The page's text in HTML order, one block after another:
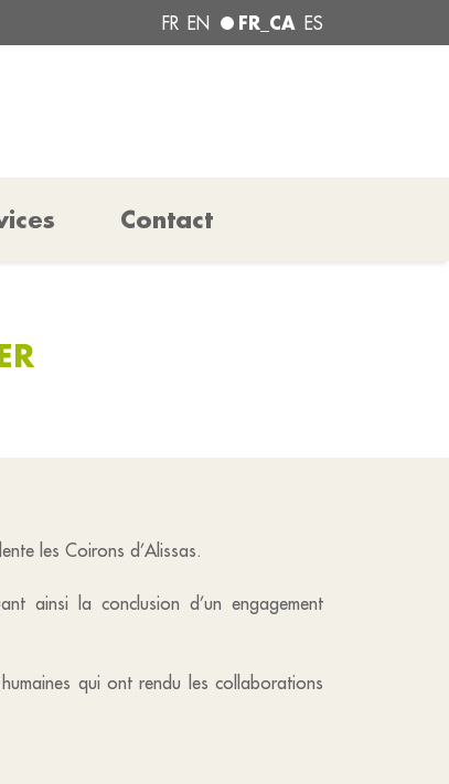
FR EN FR_CA ES
Contact
les Coirons d’Alissas.
ainsi la conclusion d’un engagement
qui ont rendu les collaborations